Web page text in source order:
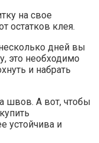
на свое
остатков клея.
дней вы
это необходимо
и набрать
швов. А вот, чтобы
устойчива и